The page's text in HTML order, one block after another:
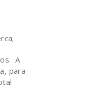
A
para